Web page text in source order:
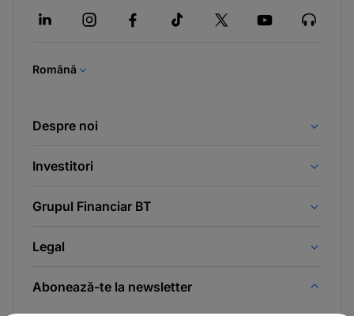
a
Română
Despre noi
Investitori
Grupul Financiar BT
Legal
Abonează-te la newsletter